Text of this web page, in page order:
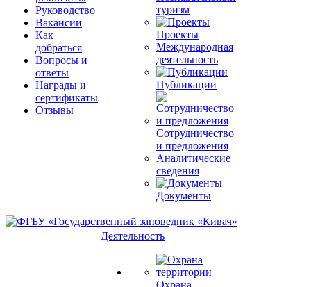
Руководство
Вакансии
Как
добраться
Вопросы и
ответы
Награды и
сертификаты
Отзывы
туризм
Проекты
Международная
деятельность
Публикации
Сотрудничество
и предложения
Аналитические
сведения
Документы
Деятельность
Охрана